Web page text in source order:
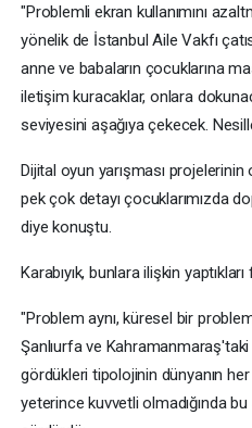
"Problemli ekran kullanımını
yönelik de İstanbul Aile Vakfı
anne ve babaların çocuklarına
iletişim kuracaklar, onlara
seviyesini aşağıya çekecek.
Dijital oyun yarışması projelerinin
pek çok detayı çocuklarımızda
diye konuştu.
Karabıyık, bunlara ilişkin
"Problem aynı, küresel bir
Şanlıurfa ve Kahramanmaraş'taki
gördükleri tipolojinin dünyanın
yeterince kuvvetli olmadığında